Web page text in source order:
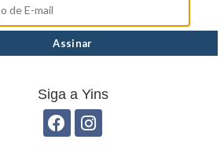
Siga a Yins